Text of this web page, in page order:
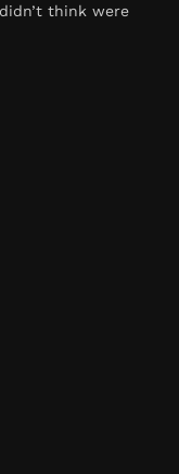
think were